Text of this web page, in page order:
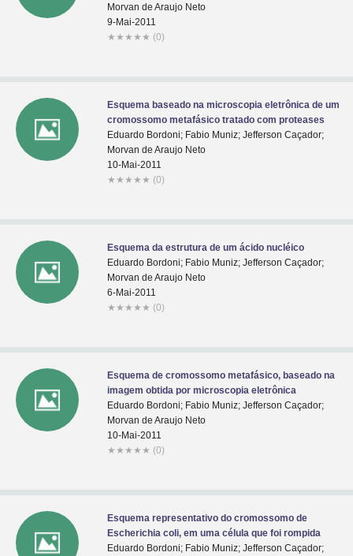
Morvan de Araujo Neto
9-Mai-2011
★ ★ ★ ★ ★ (0)
Esquema baseado na microscopia eletrônica de um
cromossomo metafásico tratado com proteases
Eduardo Bordoni; Fabio Muniz; Jefferson Caçador;
Morvan de Araujo Neto
10-Mai-2011
★ ★ ★ ★ ★ (0)
Esquema da estrutura de um ácido nucléico
Eduardo Bordoni; Fabio Muniz; Jefferson Caçador;
Morvan de Araujo Neto
6-Mai-2011
★ ★ ★ ★ ★ (0)
Esquema de cromossomo metafásico, baseado na
imagem obtida por microscopia eletrônica
Eduardo Bordoni; Fabio Muniz; Jefferson Caçador;
Morvan de Araujo Neto
10-Mai-2011
★ ★ ★ ★ ★ (0)
Esquema representativo do cromossomo de
Escherichia coli, em uma célula que foi rompida
Eduardo Bordoni; Fabio Muniz; Jefferson Caçador;